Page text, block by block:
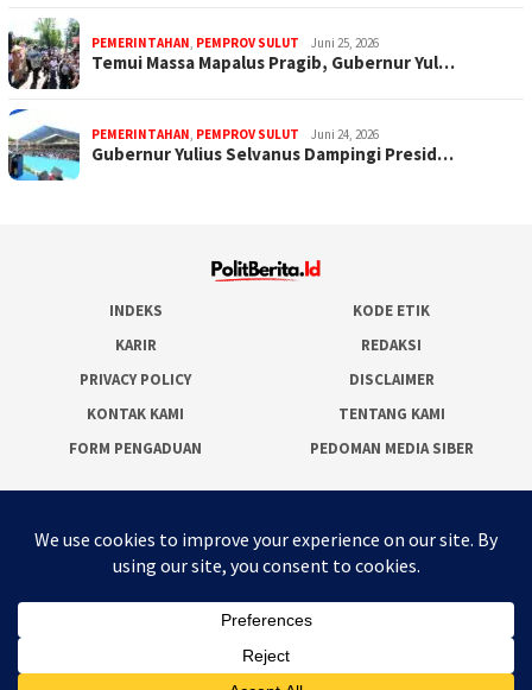
PEMERINTAHAN, PEMPROV SULUT Juni 25, 2026
Temui Massa Mapalus Pragib, Gubernur Yul…
PEMERINTAHAN, PEMPROV SULUT Juni 24, 2026
Gubernur Yulius Selvanus Dampingi Presid…
INDEKS
KODE ETIK
KARIR
REDAKSI
PRIVACY POLICY
DISCLAIMER
KONTAK KAMI
TENTANG KAMI
FORM PENGADUAN
PEDOMAN MEDIA SIBER
JARINGAN SOCIAL
Facebook
Twitter
WordPress
Instagram
Youtube
RSS